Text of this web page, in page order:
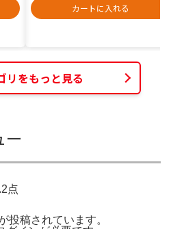
カートに入れる
リをもっと見る
ー
点
投稿されています。